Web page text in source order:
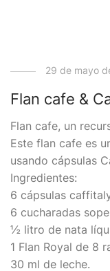
29 de mayo
Flan cafe &
Flan cafe, un
Este flan cafe es
usando cápsulas
Ingredientes:
6 cápsulas
6 cucharadas
½ litro de nata
1 Flan Royal de 8
30 ml de leche.